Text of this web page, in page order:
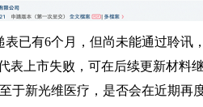
表已有6个月，但尚未能通过聆讯
表上市失败，可在后续更新材料
于新光维医疗，是否会在近期再